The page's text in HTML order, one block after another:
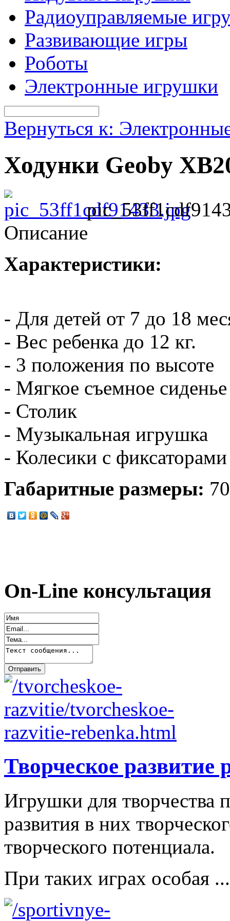
Радиоуправляемые
Развивающие игры
Роботы
Электронные игрушки
Вернуться к:
Ходунки Geoby
Описание
Характеристики:
- Для детей от 7 до 18
- Вес ребенка до 12 кг.
- 3 положения по высоте
- Мягкое съемное сиденье
- Столик
- Музыкальная игрушка
- Колесики с
Габаритные размеры:
On-Line консультация
Творческое развитие
Игрушки для творчества
развития в них
творческого потенциала.
При таких играх особая ...